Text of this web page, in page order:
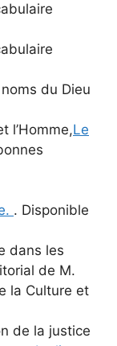
du Dieu
l’Homme,Le
. Disponible
dans les
de M.
la Culture et
de la justice